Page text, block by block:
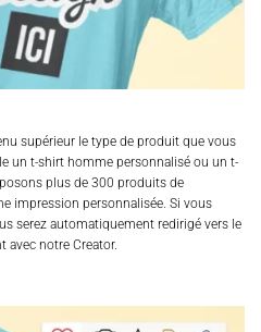
supérieur le type de produit que vous
un t-shirt homme personnalisé ou un t-
plus de 300 produits de
impression personnalisée. Si vous
serez automatiquement redirigé vers le
avec notre Creator.